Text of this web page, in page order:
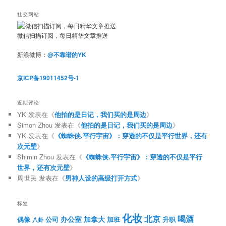
社交网站
微信扫描订阅，每日精华文章推送
新浪微博：@不靠谱的YK
京ICP备19011452号-1
近期评论
YK 发表在《他拍的是日记，我们买的是周边》
Simon Zhou 发表在《他拍的是日记，我们买的是周边》
YK 发表在《 《蜘蛛侠.平行宇宙》：穿透的不仅是平行世界，还有
次元壁》
Shimin Zhou 发表在《 《蜘蛛侠.平行宇宙》：穿透的不仅是平行
世界，还有次元壁》
周世民 发表在《男神人设的高级打开方式》
标签
偶像 八卦 公司 办公室 加拿大 加班 化妆北京 升职 喝酒